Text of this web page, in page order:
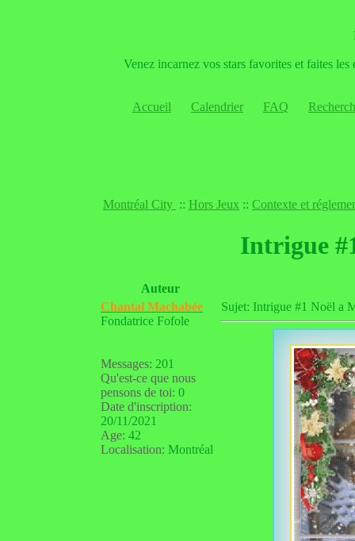
Venez incarnez vos stars favorites et faites
Accueil Calendrier FAQ
Montréal City :: Hors Jeux :: Contexte et
Intrigue
Auteur
Chantal Machabée
Fondatrice Fofole
Messages: 201
Qu'est-ce que nous
pensons de toi: 0
Date d'inscription:
20/11/2021
Age: 42
Localisation: Montréal
Sujet: Intrigue #1 Noël